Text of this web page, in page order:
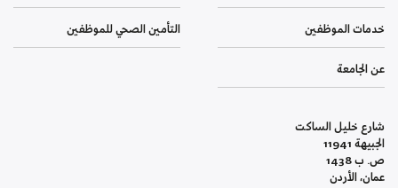
خدمات الموظفين التأمين الصحي للموظفين
عن الجامعة
شارع خليل الساكت
الجبيهة 11941
ص. ب 1438
عمان، الأردن